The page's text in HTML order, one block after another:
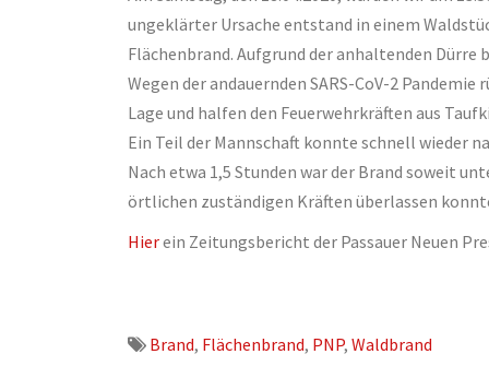
ungeklärter Ursache entstand in einem
Flächenbrand. Aufgrund der anhaltenden
Wegen der andauernden SARS-CoV-2
Lage und halfen den Feuerwehrkräften aus
Ein Teil der Mannschaft konnte schnell wieder
Nach etwa 1,5 Stunden war der Brand soweit
örtlichen zuständigen Kräften überlassen
Hierein Zeitungsbericht der Passauer Neuen
Brand, Flächenbrand, PNP, Waldbrand